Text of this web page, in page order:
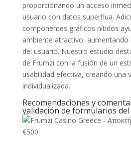
proporcionando un acceso
usuario con datos superflua.
componentes gráficos nítidos
ambiente atractivo,
del usuario. Nuestro estudio
de Frumzi con la fusión de un
usabilidad efectiva, creando una
individualizada.
Recomendaciones y
validación de formularios